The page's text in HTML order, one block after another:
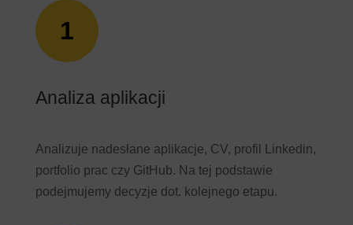
1
Analiza aplikacji
Analizuje nadesłane aplikacje, CV, profil Linkedin,
portfolio prac czy GitHub. Na tej podstawie
podejmujemy decyzje dot. kolejnego etapu.